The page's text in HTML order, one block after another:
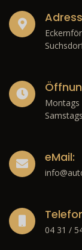
Montags
eMail:
04 31 /